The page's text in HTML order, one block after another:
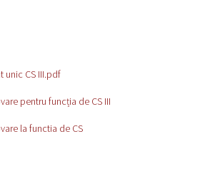
unic CS III.pdf
pentru funcția de CS III
la functia de CS